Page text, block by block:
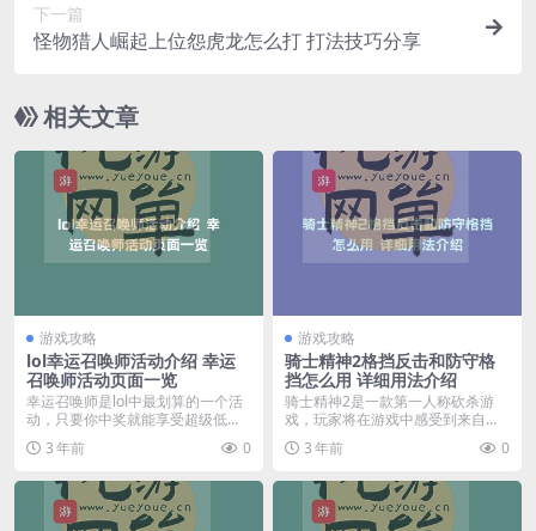
下一篇
怪物猎人崛起上位怨虎龙怎么打 打法技巧分享
相关文章
游戏攻略
lol幸运召唤师活动介绍 幸运
召唤师活动页面一览
幸运召唤师是lol中最划算的一个活
动，只要你中奖就能享受超级低的
折扣，里面的皮肤...
3 年前 0
游戏攻略
骑士精神2格挡反击和防守格
挡怎么用 详细用法介绍
骑士精神2是一款第一人称砍杀游
戏，玩家将在游戏中感受到来自中
世纪的史诗级战斗，而...
3 年前 0